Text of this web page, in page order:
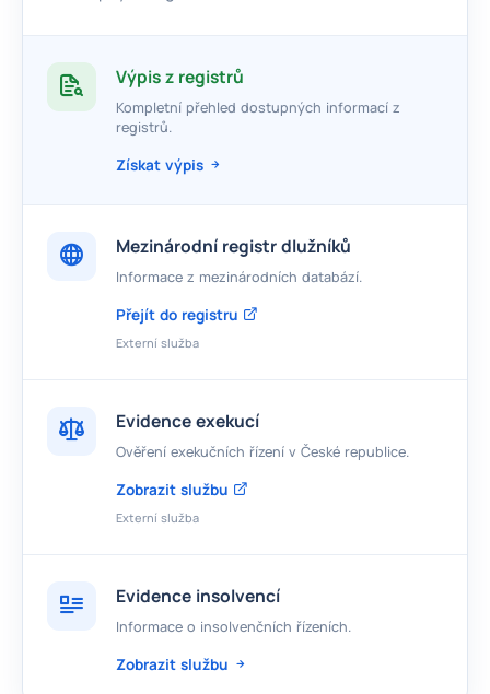
Výpis z registrů
Kompletní přehled dostupných informací z
registrů.
Získat výpis
Mezinárodní registr dlužníků
Informace z mezinárodních databází.
Přejít do registru
Externí služba
Evidence exekucí
Ověření exekučních řízení v České republice.
Zobrazit službu
Externí služba
Evidence insolvencí
Informace o insolvenčních řízeních.
Zobrazit službu